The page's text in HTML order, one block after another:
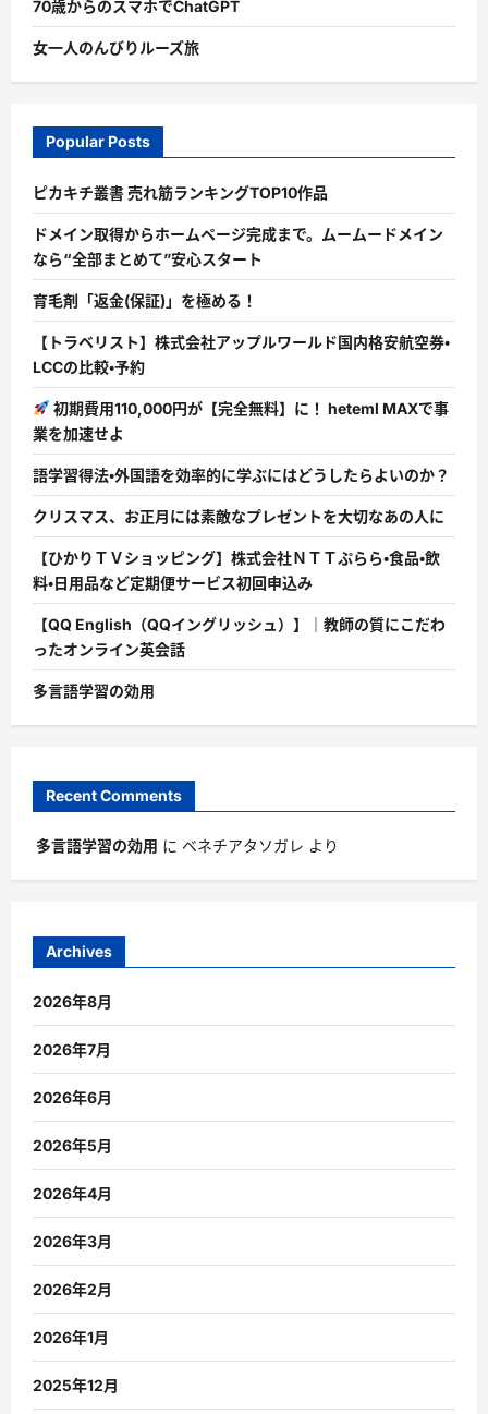
70歳からのスマホでChatGPT
女一人のんびりルーズ旅
Popular Posts
ピカキチ叢書 売れ筋ランキングTOP10作品
ドメイン取得からホームページ完成まで。ムームードメイン
なら“全部まとめて”安心スタート
育毛剤「返金(保証)」を極める！
【トラベリスト】株式会社アップルワールド国内格安航空券・
LCCの比較・予約
初期費用110,000円が【完全無料】に！ heteml MAXで事
業を加速せよ
語学習得法・外国語を効率的に学ぶにはどうしたらよいのか？
クリスマス、お正月には素敵なプレゼントを大切なあの人に
【ひかりＴＶショッピング】株式会社ＮＴＴぷらら・食品・飲
料・日用品など定期便サービス初回申込み
【QQ English（QQイングリッシュ）】｜教師の質にこだわ
ったオンライン英会話
多言語学習の効用
Recent Comments
多言語学習の効用 に ベネチアタソガレ より
Archives
2026年8月
2026年7月
2026年6月
2026年5月
2026年4月
2026年3月
2026年2月
2026年1月
2025年12月